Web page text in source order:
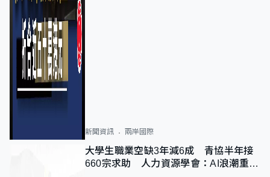
新聞資訊 兩岸國際
大學生職業空缺3年減6成 青協半年接
660宗求助 人力資源學會：AI浪潮重整